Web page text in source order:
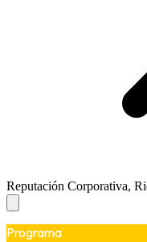
Reputación Corporativa,
Programa